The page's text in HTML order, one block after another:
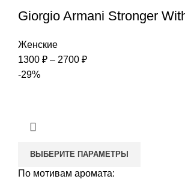
Giorgio Armani Stronger
Женские
1300 ₽ – 2700 ₽Диапазон
-29%
ВЫБЕРИТЕ ПАРАМЕТРЫ
По мотивам аромата: